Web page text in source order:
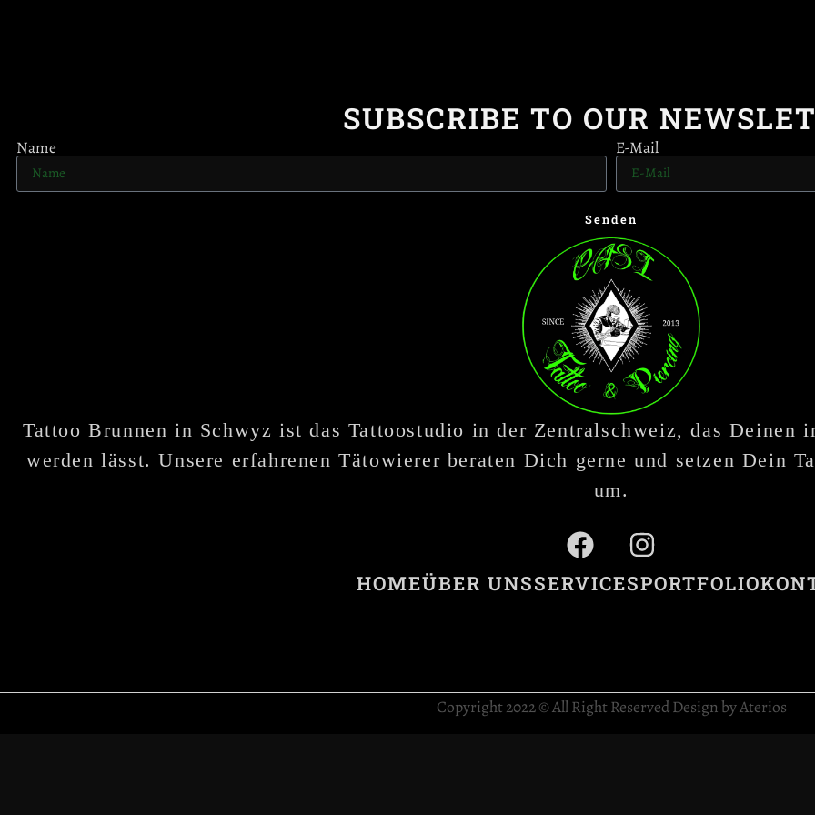
SUBSCRIBE TO OUR
Name E-Mail
Senden
Tattoo Brunnen in Schwyz ist das Tattoostudio in der Zentralschweiz, das
werden lässt. Unsere erfahrenen Tätowierer beraten Dich gerne und setzen Dein
um.
HOMEÜBER UNSSERVICESPORTFOLIO
Copyright 2022 © All Right Reserved Design by Aterios